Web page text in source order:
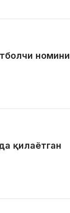
номини
қилаётган